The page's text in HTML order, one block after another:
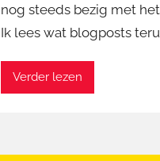
nog steeds bezig met
Ik lees wat blogposts
Verder lezen